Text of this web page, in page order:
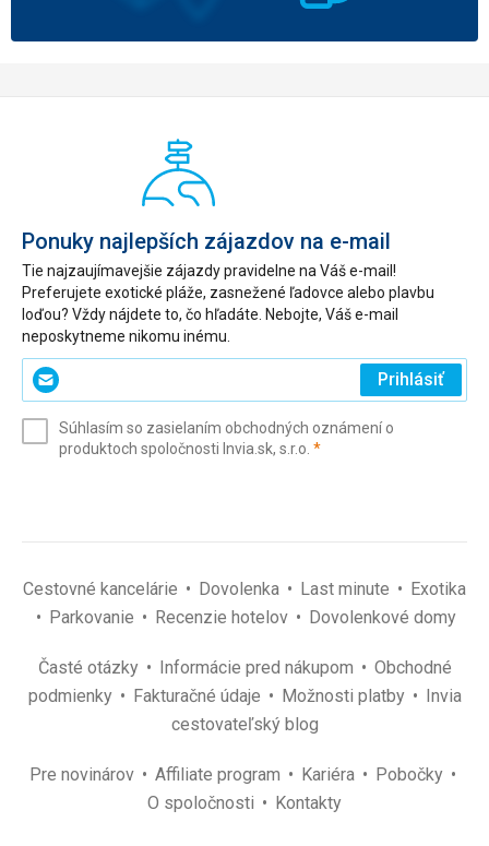
Ponuky najlepších zájazdov na e-mail
Tie najzaujímavejšie zájazdy pravidelne na Váš e-mail!
Preferujete exotické pláže, zasnežené ľadovce alebo plavbu
loďou? Vždy nájdete to, čo hľadáte. Nebojte, Váš e-mail
neposkytneme nikomu inému.
Zadajte
svoj
(povinné)
Prihlásiť
Súhlasím so zasielaním obchodných oznámení o
produktoch spoločnosti Invia.sk, s.r.o. *(povinné)
Cestovné kancelárie Dovolenka Last minute
Exotika
Parkovanie
Recenzie hotelov Dovolenkové domy
Časté otázky Informácie pred nákupom
Obchodné
podmienky
Fakturačné údaje Možnosti platby
Invia
cestovateľský blog
Pre novinárov Affiliate program Kariéra
Pobočky
O spoločnosti
Kontakty